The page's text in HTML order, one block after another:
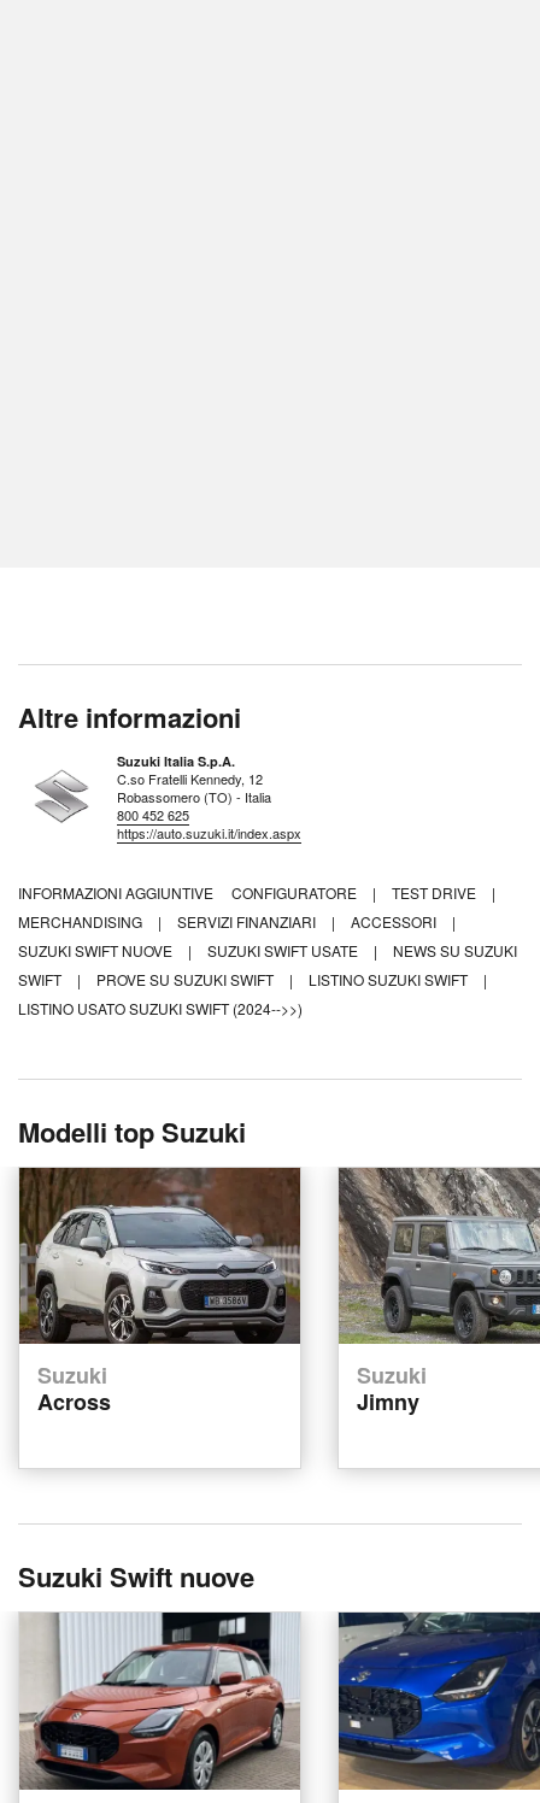
Altre informazioni
Suzuki Italia S.p.A.
C.so Fratelli Kennedy, 12
Robassomero (TO) - Italia
800 452 625
https://auto.suzuki.it/index.aspx
INFORMAZIONI AGGIUNTIVE CONFIGURATORE | TEST DRIVE
|
MERCHANDISING
| SERVIZI FINANZIARI | ACCESSORI
|
SUZUKI SWIFT NUOVE
| SUZUKI SWIFT USATE |
NEWS SU SUZUKI
SWIFT
| PROVE SU SUZUKI SWIFT | LISTINO SUZUKI SWIFT
|
LISTINO USATO SUZUKI SWIFT (2024-->>)
Modelli top Suzuki
Suzuki
Across
Suzuki
Jimny
Suzuki Swift nuove